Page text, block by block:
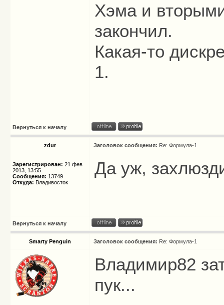
Хэма и
закончил.
Какая-то
1.
Вернуться к началу
zdur Заголовок сообщения: Re: Формула-1
Зарегистрирован: 21 фев
2013, 13:55
Сообщения: 13749
Откуда: Владивосток
Да уж,
Вернуться к началу
Smarty Penguin Заголовок сообщения: Re: Формула-1
Владимир82
пук...